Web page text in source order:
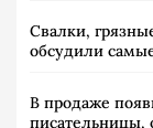
Свалки,
обсудили
В продаже
писательницы,